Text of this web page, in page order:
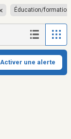
Éducation/formation
Activer une alerte